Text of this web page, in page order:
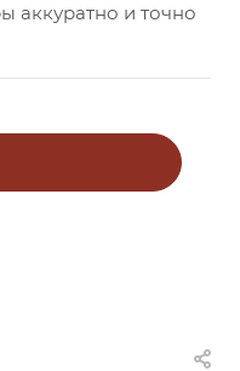
аккуратно и точно